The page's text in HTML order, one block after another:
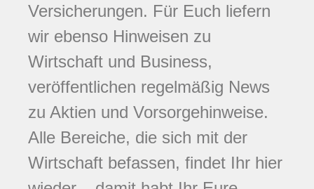
Versicherungen. Für Euch liefern
wir ebenso Hinweisen zu
Wirtschaft und Business,
veröffentlichen regelmäßig News
zu Aktien und Vorsorgehinweise.
Alle Bereiche, die sich mit der
Wirtschaft befassen, findet Ihr hier